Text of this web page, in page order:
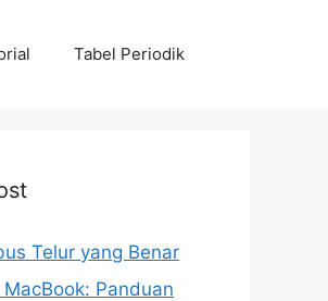
Tabel Periodik
Telur yang Benar
Panduan